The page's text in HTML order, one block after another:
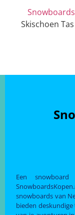
Skischoen
Een
snowboards van
bieden